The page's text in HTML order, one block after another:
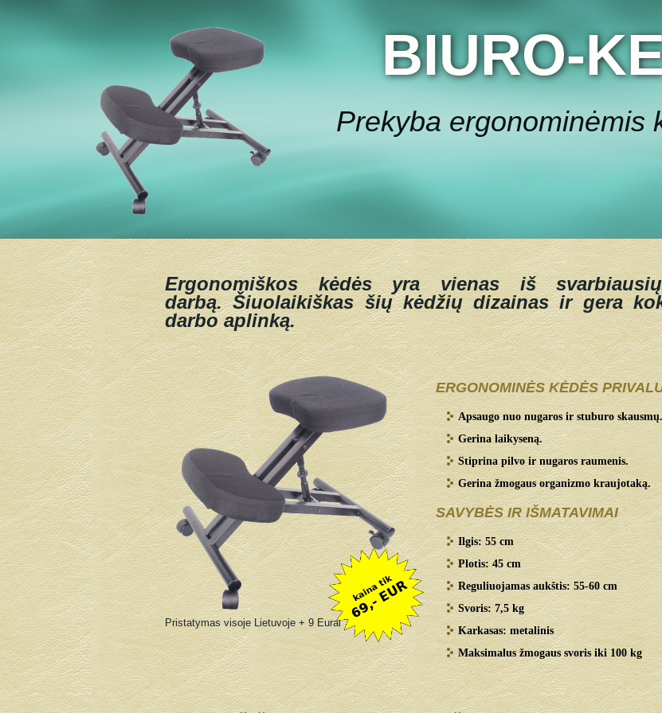
BIURO-
Prekyba ergonominėmis
Ergonomiškos kėdės yra vienas iš
darbą.Šiuolaikiškas šių kėdžių dizainas ir gera
darbo aplinką.
Pristatymas visoje Lietuvoje + 9 Eurai
ERGONOMINĖS KĖDĖS
Apsaugo nuo nugaros ir stuburo skausmų.
Gerina laikyseną.
Stiprina pilvo ir nugaros raumenis.
Gerina žmogaus organizmo kraujotaką.
SAVYBĖS IR IŠMATAVIMAI
Ilgis: 55 cm
Plotis: 45 cm
Reguliuojamas aukštis: 55-60 cm
Svoris: 7,5 kg
Karkasas: metalinis
Maksimalus žmogaus svoris iki 100 kg